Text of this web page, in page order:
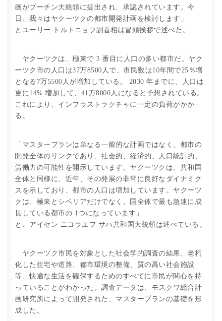
画がプーチン大統領に提出され、承認されています。今
日、我々はヤクーツクの都市開発計画を検討します」
とユーリー トルトニョフ副首相は冒頭挨拶で述べた。
ヤクーツクは、極東で 3 番目に人口の多い都市だ。ヤク
ーツク市の人口は37万8500人で、市民数は10年間で25％増
となる7万5500人が増加している。 2030 年までに、人口は
更に14% 増加して、41万8000人になると予想されている。
これにより、インフラストラクチャに一定の負荷がかか
る。
「マスタープランは単なる一般的な計画ではなく、都市の
開発全体のリンクであり、社会的、経済的、人口統計的、
労働力の可能性を開示しています。ヤクーツクは、共和国
全体と同様に、近年、その発展の非常に良好なダイナミク
スを示しており、都市の人口は増加しています。ヤクーツ
クは、極東とシベリアだけでなく、国全体で最も急速に成
長している都市の 1つになっています」
と、アイセン ニコラエフ サハ共和国大統領は述べている。
ヤクーツク市民を対象とした社会学的調査の結果、老朽
化した住宅や道路、都市環境の整備、質の高い社会施設
等、快適な生活を確保するためのすべてに市民が関心を持
っていることがわかった。調査データは、モスクワ総合計
画研究所によって開発された、マスタープランの基礎を形
成した。